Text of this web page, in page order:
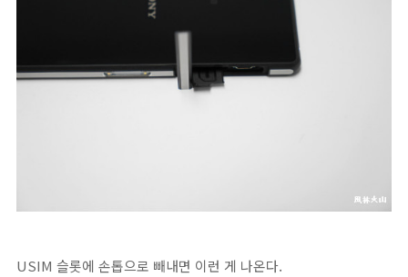
USIM 슬롯에 손톱으로 빼내면 이런 게 나온다.